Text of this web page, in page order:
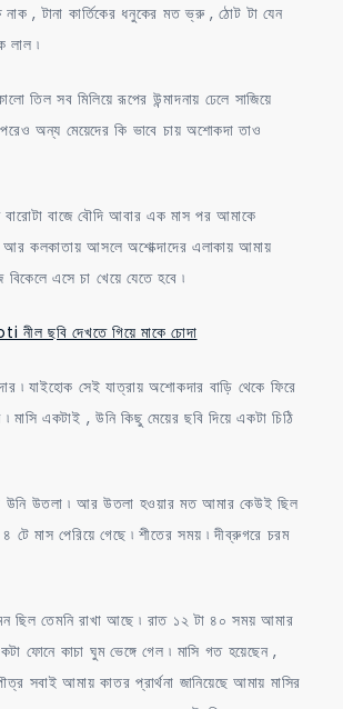
নাক , টানা কার্তিকের ধনুকের মত ভ্রু , ঠোট টা যেন
৷
তিল সব মিলিয়ে রূপের উন্মাদনায় ঢেলে সাজিয়ে
অন্য মেয়েদের কি ভাবে চায় অশোকদা তাও
বাজে বৌদি আবার এক মাস পর আমাকে
৷ আর কলকাতায় আসলে অশোক্দাদের এলাকায় আমায়
এসে চা খেয়ে যেতে হবে ৷
ছবি দেখতে গিয়ে মাকে চোদা
৷ যাইহোক সেই যাত্রায় অশোকদার বাড়ি থেকে ফিরে
মাসি একটাই , উনি কিছু মেয়ের ছবি দিয়ে একটা চিঠি
উনি উতলা ৷ আর উতলা হওয়ার মত আমার কেউই ছিল
৪ টে মাস পেরিয়ে গেছে ৷ শীতের সময় ৷ দীব্রুগরে চরম
ছিল তেমনি রাখা আছে ৷ রাত ১২ টা ৪০ সময় আমার
ফোনে কাচা ঘুম ভেঙ্গে গেল ৷ মাসি গত হয়েছেন ,
সবাই আমায় কাতর প্রার্থনা জানিয়েছে আমায় মাসির